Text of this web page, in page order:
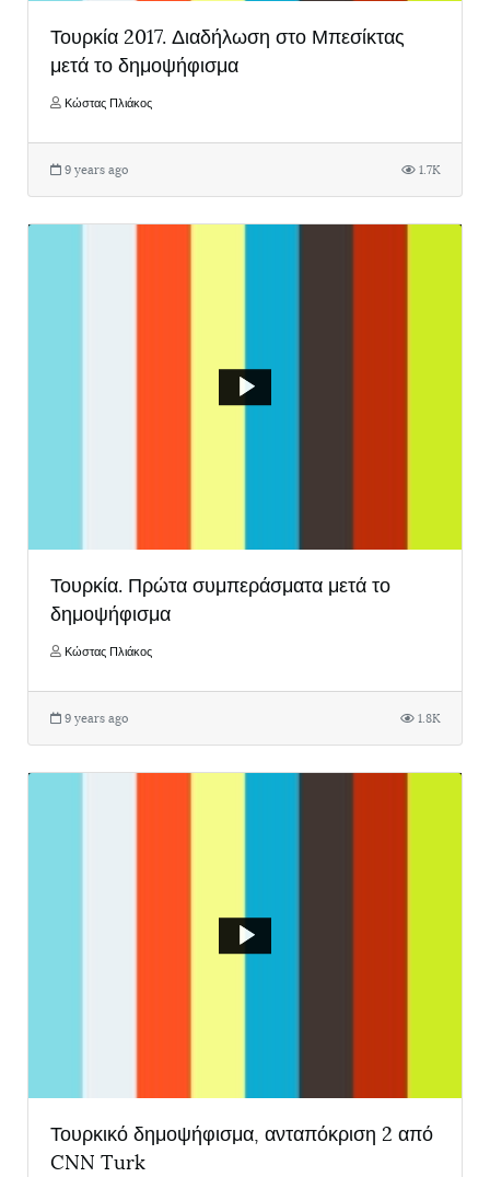
Τουρκία 2017. Διαδήλωση στο Μπεσίκτας
μετά το δημοψήφισμα
Κώστας Πλιάκος
9 years ago 1.7K
Τουρκία. Πρώτα συμπεράσματα μετά το
δημοψήφισμα
Κώστας Πλιάκος
9 years ago 1.8K
Τουρκικό δημοψήφισμα, ανταπόκριση 2 από
CNN Turk